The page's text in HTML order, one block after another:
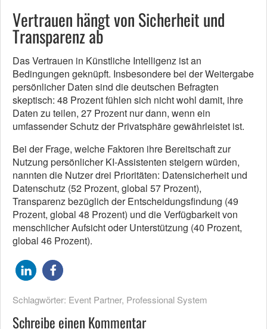
Vertrauen hängt von Sicherheit und
Transparenz ab
Das Vertrauen in Künstliche Intelligenz ist an
Bedingungen geknüpft. Insbesondere bei der Weitergabe
persönlicher Daten sind die deutschen Befragten
skeptisch: 48 Prozent fühlen sich nicht wohl damit, ihre
Daten zu teilen, 27 Prozent nur dann, wenn ein
umfassender Schutz der Privatsphäre gewährleistet ist.
Bei der Frage, welche Faktoren ihre Bereitschaft zur
Nutzung persönlicher KI-Assistenten steigern würden,
nannten die Nutzer drei Prioritäten: Datensicherheit und
Datenschutz (52 Prozent, global 57 Prozent),
Transparenz bezüglich der Entscheidungsfindung (49
Prozent, global 48 Prozent) und die Verfügbarkeit von
menschlicher Aufsicht oder Unterstützung (40 Prozent,
global 46 Prozent).
Schlagwörter: Event Partner, Professional System
Schreibe einen Kommentar